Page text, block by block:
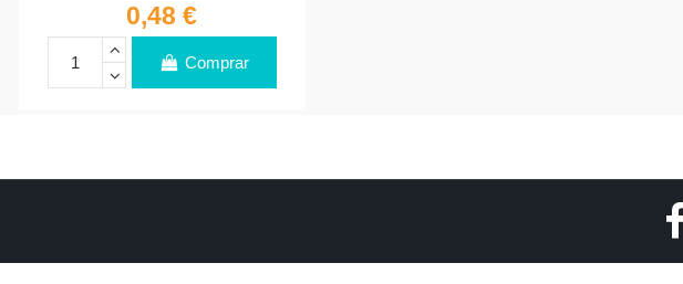
0,48 €
Comprar